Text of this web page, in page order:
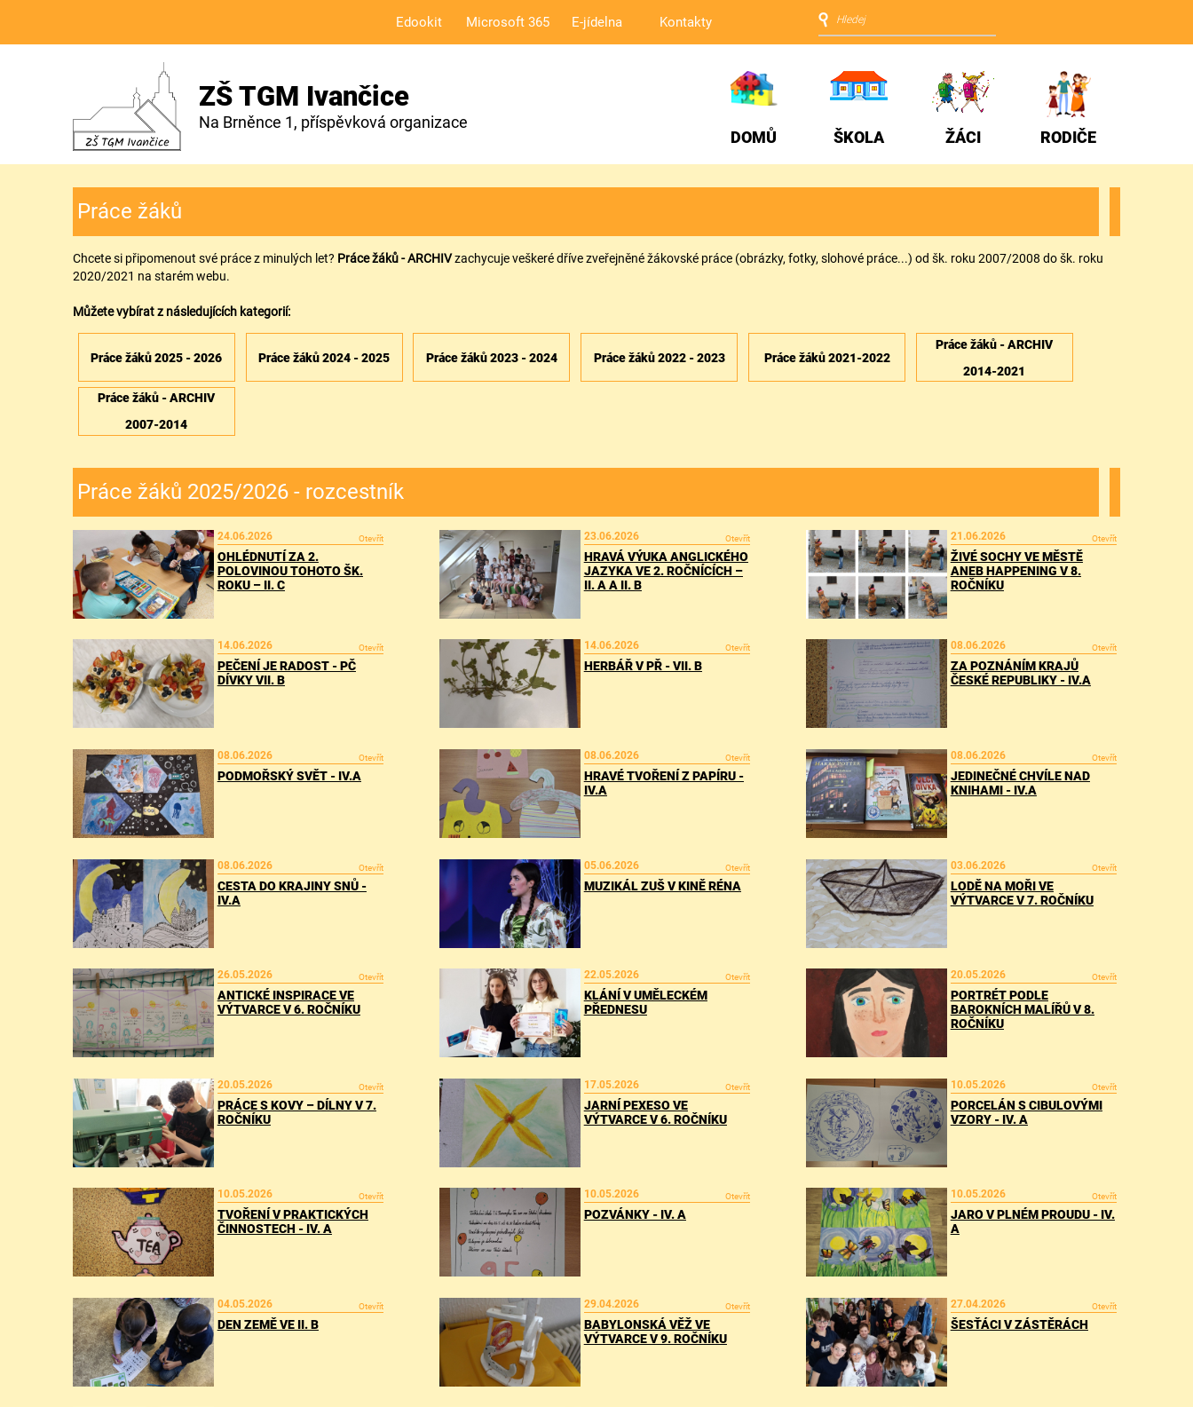
Edookit Microsoft 365 E-jídelna Kontakty
ZŠ TGM Ivančice
Na Brněnce 1, příspěvková organizace
DOMŮ
ŠKOLA ŽÁCI RODIČE
Práce žáků
Chcete si připomenout své práce z minulých let? Práce žáků - ARCHIVzachycuje veškeré dříve zveřejněné žákovské práce (obrázky, fotky, slohové práce...) od šk. roku 2007/2008 do šk. roku
2020/2021 na starém webu.
Můžete vybírat z následujících kategorií:
Práce žáků 2025 - 2026 Práce žáků 2024 - 2025 Práce žáků 2023 - 2024 Práce žáků 2022 - 2023 Práce žáků 2021-2022
Práce žáků - ARCHIV
2014-2021
Práce žáků - ARCHIV
2007-2014
Práce žáků 2025/2026 - rozcestník
24.06.2026 Otevřít
OHLÉDNUTÍ ZA 2.
POLOVINOU TOHOTO ŠK.
ROKU – II. C
23.06.2026 Otevřít
HRAVÁ VÝUKA ANGLICKÉHO
JAZYKA VE 2. ROČNÍCÍCH –
II. A A II. B
21.06.2026 Otevřít
ŽIVÉ SOCHY VE MĚSTĚ
ANEB HAPPENING V 8.
ROČNÍKU
14.06.2026 Otevřít
PEČENÍ JE RADOST - PČ
DÍVKY VII. B
14.06.2026 Otevřít
HERBÁŘ V PŘ - VII. B
08.06.2026 Otevřít
ZA POZNÁNÍM KRAJŮ
ČESKÉ REPUBLIKY - IV.A
08.06.2026 Otevřít
PODMOŘSKÝ SVĚT - IV.A
08.06.2026 Otevřít
HRAVÉ TVOŘENÍ Z PAPÍRU -
IV.A
08.06.2026 Otevřít
JEDINEČNÉ CHVÍLE NAD
KNIHAMI - IV.A
08.06.2026 Otevřít
CESTA DO KRAJINY SNŮ -
IV.A
05.06.2026 Otevřít
MUZIKÁL ZUŠ V KINĚ RÉNA
03.06.2026 Otevřít
LODĚ NA MOŘI VE
VÝTVARCE V 7. ROČNÍKU
26.05.2026 Otevřít
ANTICKÉ INSPIRACE VE
VÝTVARCE V 6. ROČNÍKU
22.05.2026 Otevřít
KLÁNÍ V UMĚLECKÉM
PŘEDNESU
20.05.2026 Otevřít
PORTRÉT PODLE
BAROKNÍCH MALÍŘŮ V 8.
ROČNÍKU
20.05.2026 Otevřít
PRÁCE S KOVY – DÍLNY V 7.
ROČNÍKU
17.05.2026 Otevřít
JARNÍ PEXESO VE
VÝTVARCE V 6. ROČNÍKU
10.05.2026 Otevřít
PORCELÁN S CIBULOVÝMI
VZORY - IV. A
10.05.2026 Otevřít
TVOŘENÍ V PRAKTICKÝCH
ČINNOSTECH - IV. A
10.05.2026 Otevřít
POZVÁNKY - IV. A
10.05.2026 Otevřít
JARO V PLNÉM PROUDU - IV.
A
04.05.2026 Otevřít
DEN ZEMĚ VE II. B
29.04.2026 Otevřít
BABYLONSKÁ VĚŽ VE
VÝTVARCE V 9. ROČNÍKU
27.04.2026 Otevřít
ŠESŤÁCI V ZÁSTĚRÁCH